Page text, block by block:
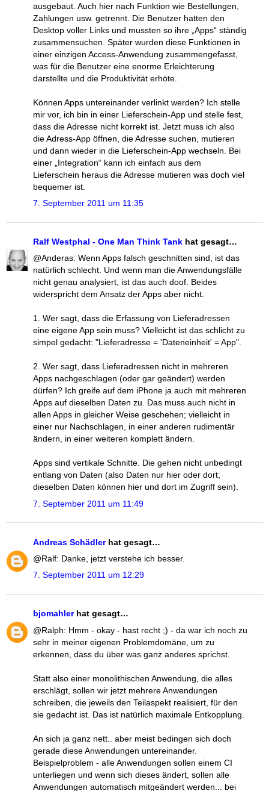
ausgebaut. Auch hier nach Funktion wie Bestellungen,
Zahlungen usw. getrennt. Die Benutzer hatten den
Desktop voller Links und mussten so ihre „Apps“ ständig
zusammensuchen. Später wurden diese Funktionen in
einer einzigen Access-Anwendung zusammengefasst,
was für die Benutzer eine enorme Erleichterung
darstellte und die Produktivität erhöte.
Können Apps untereinander verlinkt werden? Ich stelle
mir vor, ich bin in einer Lieferschein-App und stelle fest,
dass die Adresse nicht korrekt ist. Jetzt muss ich also
die Adress-App öffnen, die Adresse suchen, mutieren
und dann wieder in die Lieferschein-App wechseln. Bei
einer „Integration“ kann ich einfach aus dem
Lieferschein heraus die Adresse mutieren was doch viel
bequemer ist.
7. September 2011 um 11:35
Ralf Westphal - One Man Think Tank hat gesagt…
@Anderas: Wenn Apps falsch geschnitten sind, ist das
natürlich schlecht. Und wenn man die Anwendungsfälle
nicht genau analysiert, ist das auch doof. Beides
widerspricht dem Ansatz der Apps aber nicht.
1. Wer sagt, dass die Erfassung von Lieferadressen
eine eigene App sein muss? Vielleicht ist das schlicht zu
simpel gedacht: "Lieferadresse = 'Dateneinheit' = App".
2. Wer sagt, dass Lieferadressen nicht in mehreren
Apps nachgeschlagen (oder gar geändert) werden
dürfen? Ich greife auf dem iPhone ja auch mit mehreren
Apps auf dieselben Daten zu. Das muss auch nicht in
allen Apps in gleicher Weise geschehen; vielleicht in
einer nur Nachschlagen, in einer anderen rudimentär
ändern, in einer weiteren komplett ändern.
Apps sind vertikale Schnitte. Die gehen nicht unbedingt
entlang von Daten (also Daten nur hier oder dort;
dieselben Daten können hier und dort im Zugriff sein).
7. September 2011 um 11:49
Andreas Schädlerhat gesagt…
@Ralf: Danke, jetzt verstehe ich besser.
7. September 2011 um 12:29
bjomahlerhat gesagt…
@Ralph: Hmm - okay - hast recht ;) - da war ich noch zu
sehr in meiner eigenen Problemdomäne, um zu
erkennen, dass du über was ganz anderes sprichst.
Statt also einer monolithischen Anwendung, die alles
erschlägt, sollen wir jetzt mehrere Anwendungen
schreiben, die jeweils den Teilaspekt realisiert, für den
sie gedacht ist. Das ist natürlich maximale Entkopplung.
An sich ja ganz nett.. aber meist bedingen sich doch
gerade diese Anwendungen untereinander.
Beispielproblem - alle Anwendungen sollen einem CI
unterliegen und wenn sich dieses ändert, sollen alle
Anwendungen automatisch mitgeändert werden... bei